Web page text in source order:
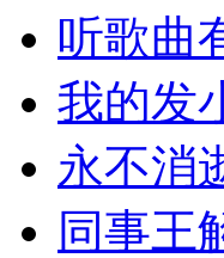
听歌曲
我的发
永不消
同事王